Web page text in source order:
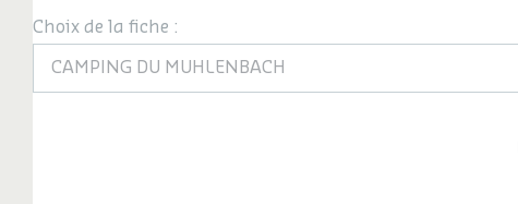
Choix de la fiche :